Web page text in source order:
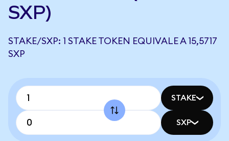
SXP)
STAKE/SXP: 1 STAKE TOKEN EQUIVALE A 15,5717
SXP
STAKE
SXP